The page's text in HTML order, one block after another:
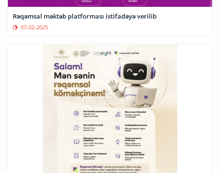
Rəqəmsal məktəb platforması istifadəyə verilib
07-02-2025